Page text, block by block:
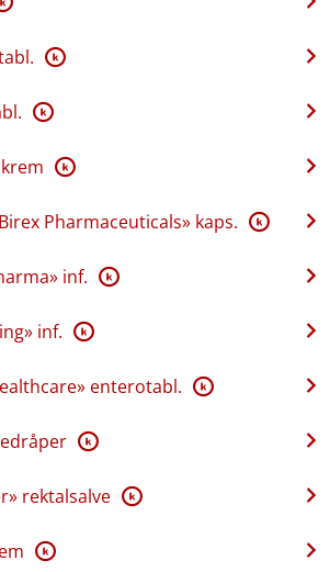
K
K
K
Pharmaceuticals» kaps. K
inf. K
inf. K
enterotabl. K
K
rektalsalve K
K